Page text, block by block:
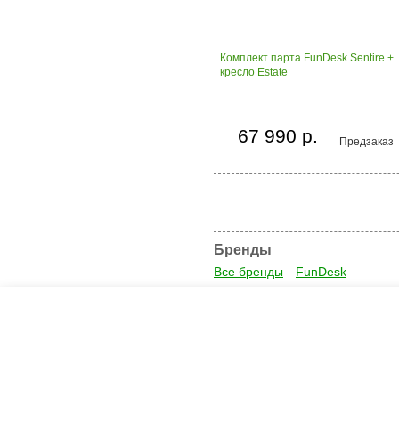
Комплект парта FunDesk Sentire +
кресло Estate
Предзаказ
67 990 р.
Бренды
Все бренды FunDesk